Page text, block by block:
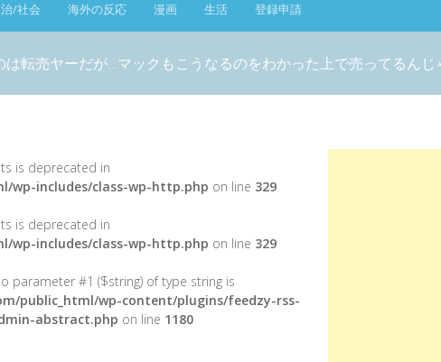
/社会 海外の反応 漫画 生活 登録申請
転売ヤーだが…マックもこうなるのをわかった上で売ってるんじ
is deprecated in
wp-includes/class-wp-http.php on line 329
is deprecated in
wp-includes/class-wp-http.php on line 329
parameter #1 ($string) of type string is
public_html/wp-content/plugins/feedzy-rss-
abstract.php on line 1180